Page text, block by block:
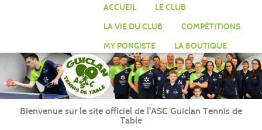
ACCUEIL
LE CLUB
LA VIE DU CLUB
COMPÉTITIONS
MY PONGISTE
LA BOUTIQUE
Bienvenue sur le site officiel de l'ASC Guiclan Tennis de
Table
Panneau de gestion des cookies